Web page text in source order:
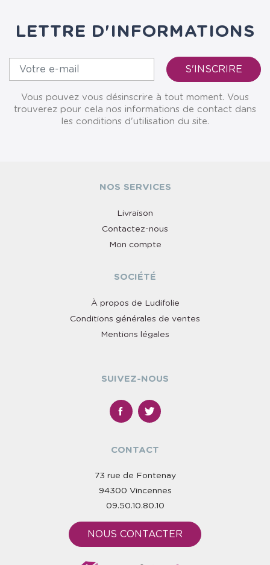
LETTRE D'INFORMATIONS
Vous pouvez vous désinscrire à tout moment. Vous
trouverez pour cela nos informations de contact dans
les conditions d'utilisation du site.
NOS SERVICES
Livraison
Contactez-nous
Mon compte
SOCIÉTÉ
À propos de Ludifolie
Conditions générales de ventes
Mentions légales
SUIVEZ-NOUS
CONTACT
73 rue de Fontenay
94300 Vincennes
09.50.10.80.10
NOUS CONTACTER